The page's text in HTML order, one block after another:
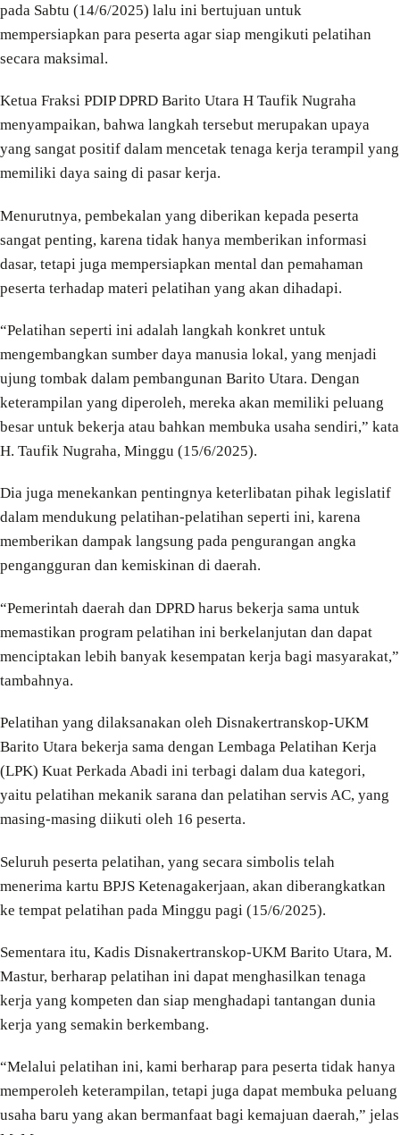
pada Sabtu (14/6/2025) lalu ini bertujuan untuk
mempersiapkan para peserta agar siap mengikuti pelatihan
secara maksimal.
Ketua Fraksi PDIP DPRD Barito Utara H Taufik Nugraha
menyampaikan, bahwa langkah tersebut merupakan upaya
yang sangat positif dalam mencetak tenaga kerja terampil yang
memiliki daya saing di pasar kerja.
Menurutnya, pembekalan yang diberikan kepada peserta
sangat penting, karena tidak hanya memberikan informasi
dasar, tetapi juga mempersiapkan mental dan pemahaman
peserta terhadap materi pelatihan yang akan dihadapi.
“Pelatihan seperti ini adalah langkah konkret untuk
mengembangkan sumber daya manusia lokal, yang menjadi
ujung tombak dalam pembangunan Barito Utara. Dengan
keterampilan yang diperoleh, mereka akan memiliki peluang
besar untuk bekerja atau bahkan membuka usaha sendiri,” kata
H. Taufik Nugraha, Minggu (15/6/2025).
Dia juga menekankan pentingnya keterlibatan pihak legislatif
dalam mendukung pelatihan-pelatihan seperti ini, karena
memberikan dampak langsung pada pengurangan angka
pengangguran dan kemiskinan di daerah.
“Pemerintah daerah dan DPRD harus bekerja sama untuk
memastikan program pelatihan ini berkelanjutan dan dapat
menciptakan lebih banyak kesempatan kerja bagi masyarakat,”
tambahnya.
Pelatihan yang dilaksanakan oleh Disnakertranskop-UKM
Barito Utara bekerja sama dengan Lembaga Pelatihan Kerja
(LPK) Kuat Perkada Abadi ini terbagi dalam dua kategori,
yaitu pelatihan mekanik sarana dan pelatihan servis AC, yang
masing-masing diikuti oleh 16 peserta.
Seluruh peserta pelatihan, yang secara simbolis telah
menerima kartu BPJS Ketenagakerjaan, akan diberangkatkan
ke tempat pelatihan pada Minggu pagi (15/6/2025).
Sementara itu, Kadis Disnakertranskop-UKM Barito Utara, M.
Mastur, berharap pelatihan ini dapat menghasilkan tenaga
kerja yang kompeten dan siap menghadapi tantangan dunia
kerja yang semakin berkembang.
“Melalui pelatihan ini, kami berharap para peserta tidak hanya
memperoleh keterampilan, tetapi juga dapat membuka peluang
usaha baru yang akan bermanfaat bagi kemajuan daerah,” jelas